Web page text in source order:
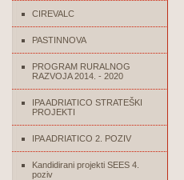
CIREVALC
PASTINNOVA
PROGRAM RURALNOG
RAZVOJA 2014. - 2020
IPA ADRIATICO STRATEŠKI
PROJEKTI
IPA ADRIATICO 2. POZIV
Kandidirani projekti SEES 4.
poziv